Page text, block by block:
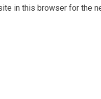
in this browser for the